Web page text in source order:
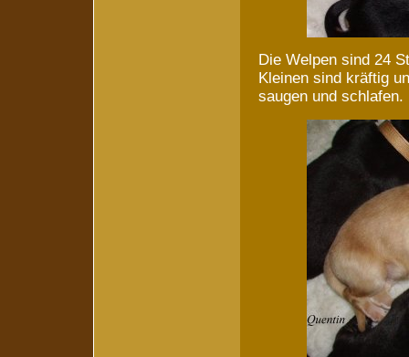
Die Welpen sind 24
Kleinen sind kräftig
saugen und schlafen.